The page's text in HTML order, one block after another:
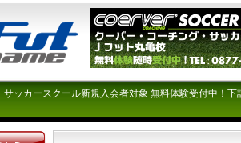
サッカースクール新規入会者対象 無料体験受付中！